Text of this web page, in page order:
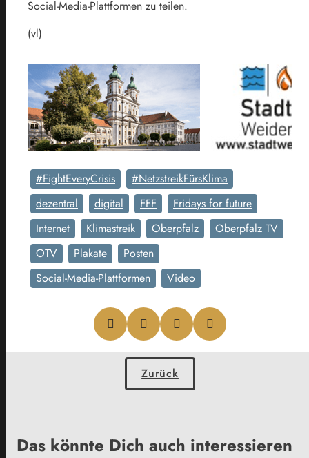
Social-Media-Plattformen zu teilen.
(vl)
#FightEveryCrisis
#NetzstreikFürsKlima
dezentral
digital FFF
Fridays for future
Internet
Klimastreik Oberpfalz
Oberpfalz TV
OTV
Plakate
Posten
Social-Media-Plattformen
Video
Zurück
Das könnte Dich auch interessieren